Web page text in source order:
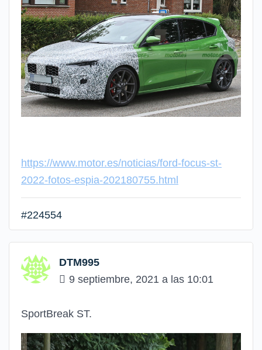
https://www.motor.es/noticias/ford-focus-st-
2022-fotos-espia-202180755.html
#224554
DTM995
9 septiembre, 2021 a las 10:01
SportBreak ST.